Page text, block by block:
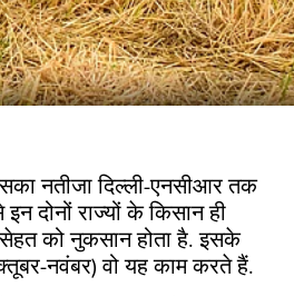
नतीजा दिल्ली-एनसीआर तक
दोनों राज्यों के किसान ही
को नुकसान होता है. इसके
नवंबर) वो यह काम करते हैं.